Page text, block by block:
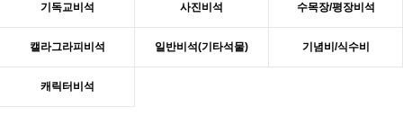
기독교비석 사진비석 수목장/평장비석
캘라그라피비석 일반비석(기타석물) 기념비/식수비
캐릭터비석